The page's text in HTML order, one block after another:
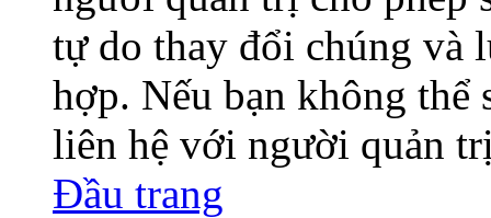
tự do thay đổi chúng và
hợp. Nếu bạn không thể
liên hệ với người quản
Đầu trang